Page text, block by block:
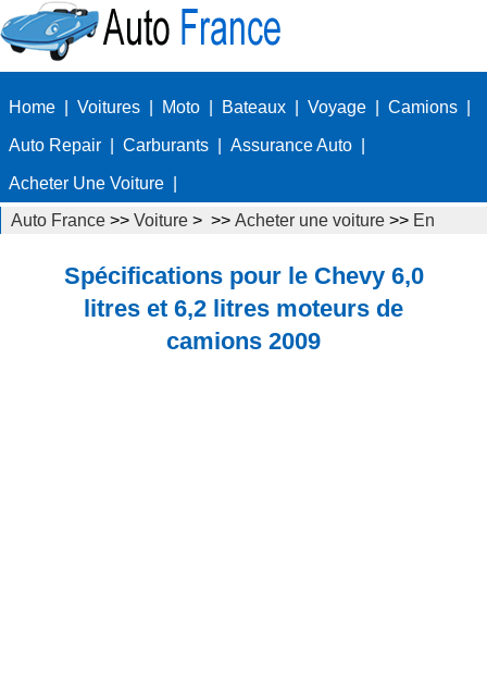
Home Voitures Moto Bateaux Voyage Camions
Auto Repair Carburants Assurance Auto
Acheter Une Voiture
Auto France >> Voiture > >> Acheter une voiture >> En
Spécifications pour le Chevy 6,0
litres et 6,2 litres moteurs de
camions 2009